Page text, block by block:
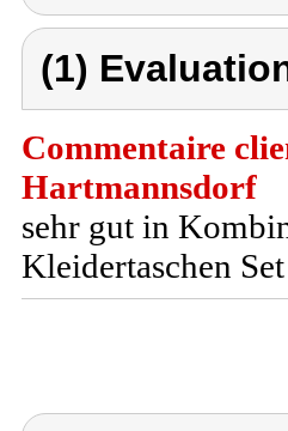
(1)
Commentaire
Hartmannsdorf
sehr gut in
Kleidertaschen